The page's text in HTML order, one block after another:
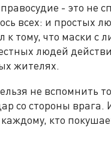
- это не
всех: и простых
к тому, что маски с
людей
жителях.
не вспомнить
со стороны врага.
кто